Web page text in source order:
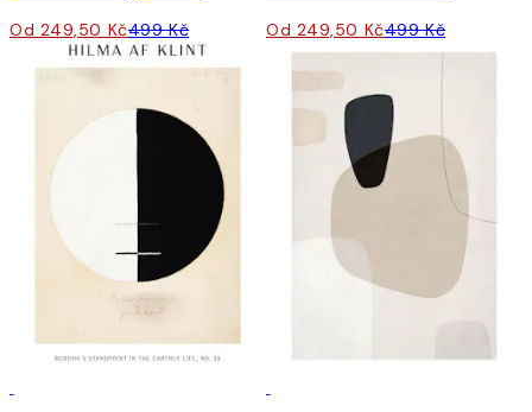
Od 249,50 Kč499 Kč Od 249,50 Kč499 Kč